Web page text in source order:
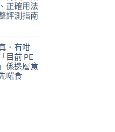
正確用法
評測指南
．有咁
目前 PE
係邊層意
啱食